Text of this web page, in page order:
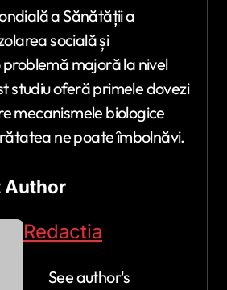
a Sănătății a
socială și
majoră la nivel
studiu oferă primele dovezi
mecanismele biologice
ne poate îmbolnăvi.
Author
Redactia
See author's